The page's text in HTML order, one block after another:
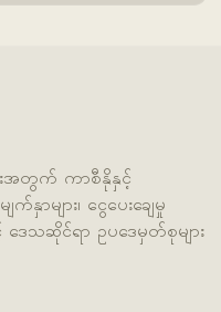
းအတွက် ကာစီနိုနှင့်
နှာများ၊ ငွေပေးချေမှု
ဆိုင်ရာ ဥပဒေမှတ်စုများ